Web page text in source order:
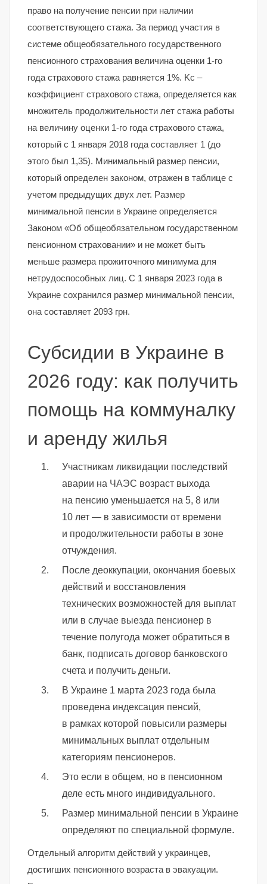
право на получение пенсии при наличии
соответствующего стажа. За период участия в
системе общеобязательного государственного
пенсионного страхования величина оценки 1-го
года страхового стажа равняется 1%. Kc –
коэффициент страхового стажа, определяется как
множитель продолжительности лет стажа работы
на величину оценки 1-го года страхового стажа,
который с 1 января 2018 года составляет 1 (до
этого был 1,35). Минимальный размер пенсии,
который определен законом, отражен в таблице с
учетом предыдущих двух лет. Размер
минимальной пенсии в Украине определяется
Законом «Об общеобязательном государственном
пенсионном страховании» и не может быть
меньше размера прожиточного минимума для
нетрудоспособных лиц. С 1 января 2023 года в
Украине сохранился размер минимальной пенсии,
она составляет 2093 грн.
Субсидии в Украине в
2026 году: как получить
помощь на коммуналку
и аренду жилья
Участникам ликвидации последствий
аварии на ЧАЭС возраст выхода
на пенсию уменьшается на 5, 8 или
10 лет — в зависимости от времени
и продолжительности работы в зоне
отчуждения.
После деоккупации, окончания боевых
действий и восстановления
технических возможностей для выплат
или в случае выезда пенсионер в
течение полугода может обратиться в
банк, подписать договор банковского
счета и получить деньги.
В Украине 1 марта 2023 года была
проведена индексация пенсий,
в рамках которой повысили размеры
минимальных выплат отдельным
категориям пенсионеров.
Это если в общем, но в пенсионном
деле есть много индивидуального.
Размер минимальной пенсии в Украине
определяют по специальной формуле.
Отдельный алгоритм действий у украинцев,
достигших пенсионного возраста в эвакуации.